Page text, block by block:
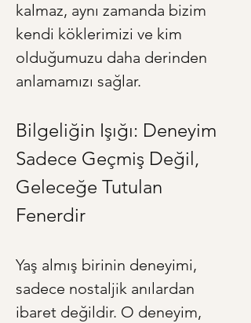
kalmaz, aynı zamanda bizim
kendi köklerimizi ve kim
olduğumuzu daha derinden
anlamamızı sağlar.
Bilgeliğin Işığı: Deneyim
Sadece Geçmiş Değil,
Geleceğe Tutulan
Fenerdir
Yaş almış birinin deneyimi,
sadece nostaljik anılardan
ibaret değildir. O deneyim,